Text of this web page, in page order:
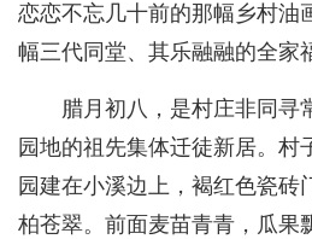
恋恋不忘几十前的那幅乡村油
幅三代同堂、其乐融融的全家
腊月初八，是村庄非同寻
园地的祖先集体迁徒新居。村
园建在小溪边上，褐红色瓷砖
柏苍翠。前面麦苗青青，瓜果